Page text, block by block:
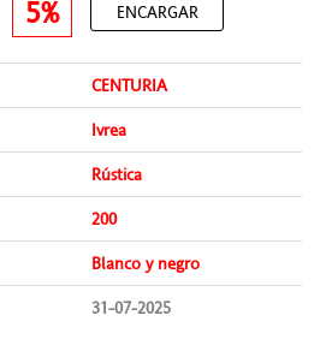
5% ENCARGAR
CENTURIA
Ivrea
Rústica
200
Blanco y negro
31-07-2025